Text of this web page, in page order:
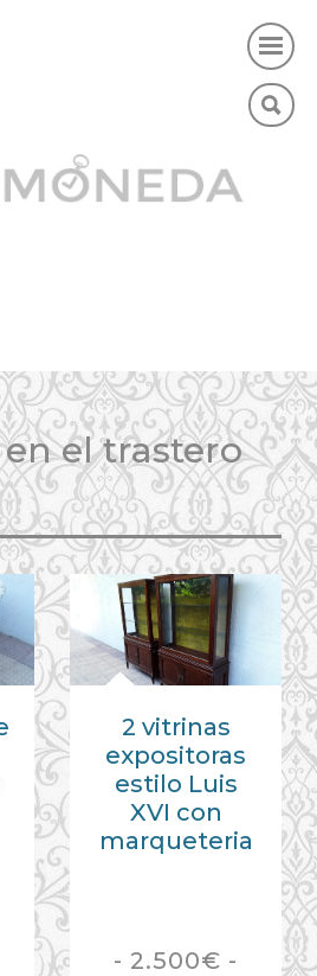
2 vitrinas
expositoras
estilo Luis
XVI con
marqueteria
- 2.500€ -